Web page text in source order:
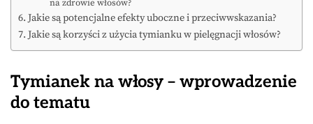
na zdrowie włosów?
Jakie są potencjalne efekty uboczne i przeciwwskazania?
Jakie są korzyści z użycia tymianku w pielęgnacji włosów?
Tymianek na włosy – wprowadzenie
do tematu